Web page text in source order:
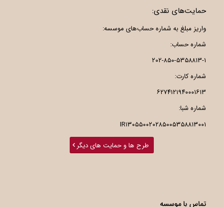
حمایت‌های نقدی:
واریز مبلغ به شماره حساب‌های موسسه:
شماره حساب:
۲۰۲-۸۵۰-۵۳۵۸۸۱۳-۱
شماره کارت:
۶۲۷۴۱۲۱۹۴۰۰۰۱۶۱۳
شماره شبا:
IR۱۳۰۵۵۰۰۲۰۲۸۵۰۰۵۳۵۸۸۱۳۰۰۱
طرح ها و حمایت های دیگر
تماس با موسسه